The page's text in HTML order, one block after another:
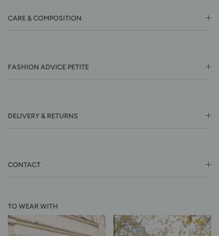
CARE & COMPOSITION
FASHION ADVICE PETITE
DELIVERY & RETURNS
CONTACT
TO WEAR WITH